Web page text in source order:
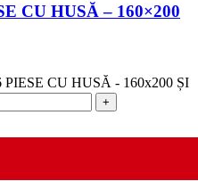
CU HUSĂ – 160×200
CU HUSĂ - 160x200 ȘI
+
de relaxare cu această lenjerie
special concepută pentru paturi